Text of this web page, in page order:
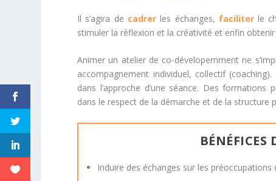
Il s’agira de cadrer les échanges, faciliterle
stimuler la réflexion et la créativité et enfin
Animer un atelier de co-dévelopemment ne
accompagnement individuel, collectif
dans l’approche d’une séance. Des formations
dans le respect de la démarche et de la structure
BÉNÉFICES
Induire des échanges sur les